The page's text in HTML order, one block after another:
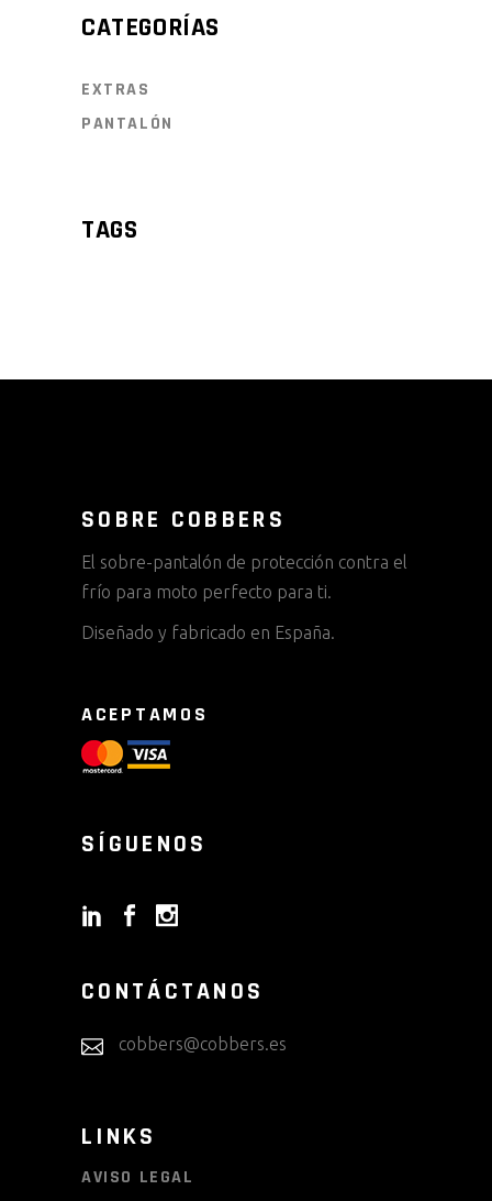
CATEGORÍAS
EXTRAS
PANTALÓN
TAGS
SOBRE COBBERS
El sobre-pantalón de protección contra el
frío para moto perfecto para ti.
Diseñado y fabricado en España.
ACEPTAMOS
SÍGUENOS
CONTÁCTANOS
cobbers@cobbers.es
LINKS
AVISO LEGAL